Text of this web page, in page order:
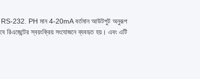
RS-232. PH মান 4-20mA বর্তমান আউটপুট অনুরূপ
রিএজেন্টের স্বয়ংক্রিয় সংযোজনে ব্যবহৃত হয়। এবং এটি